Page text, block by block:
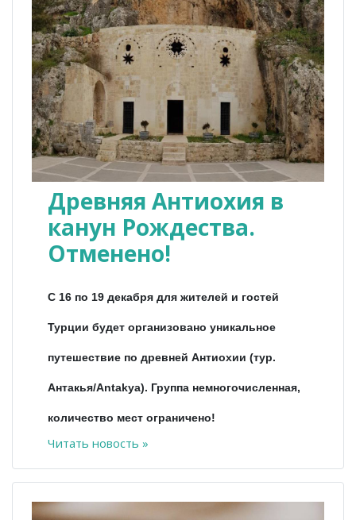
Древняя Антиохия в
канун Рождества.
Отменено!
С 16 по 19 декабря для жителей и гостей
Турции будет организовано уникальное
путешествие по древней Антиохии (тур.
Антакья/Antakya). Группа немногочисленная,
количество мест ограничено!
Читать новость »